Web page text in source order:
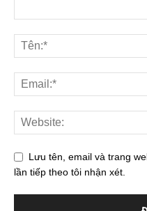
Lưu tên, email và trang
lần tiếp theo tôi nhận xét.